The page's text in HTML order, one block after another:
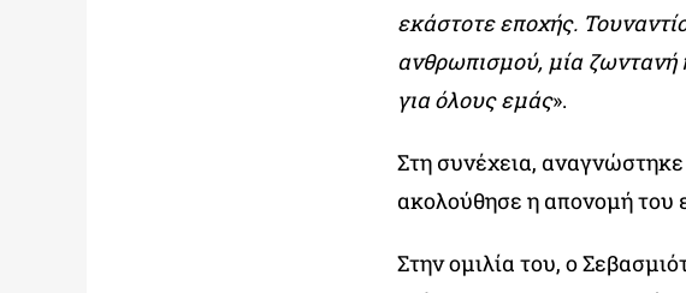
εκάστοτε εποχής.
ανθρωπισμού, μία ζωντανή
για όλους εμάς».
Στη συνέχεια,
ακολούθησε η απονομή του
Στην ομιλία του, ο